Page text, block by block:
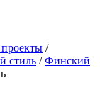
/
стиль /Финский